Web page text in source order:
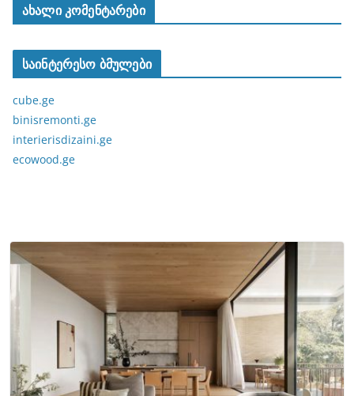
ახალი კომენტარები
საინტერესო ბმულები
cube.ge
binisremonti.ge
interierisdizaini.ge
ecowood.ge